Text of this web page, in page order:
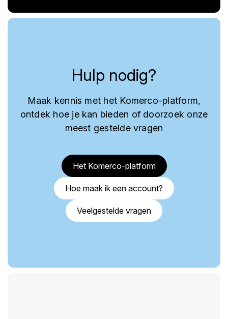
Hulp nodig?
Maak kennis met het Komerco-platform,
ontdek hoe je kan bieden of doorzoek onze
meest gestelde vragen
Het Komerco-platform
Hoe maak ik een account?
Veelgestelde vragen